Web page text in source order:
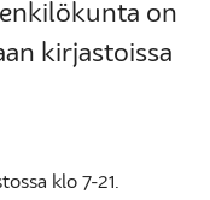
on
kirjastoissa
klo 7-21.